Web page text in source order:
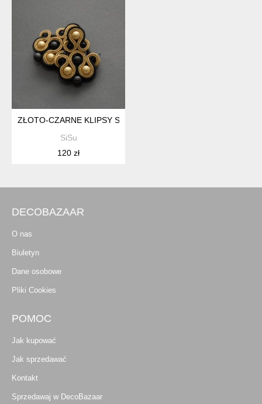
ZŁOTO-CZARNE KLIPSY SUTASZ
SiSu
120 zł
DECOBAZAAR
O nas
Biuletyn
Dane osobowe
Pliki Cookies
POMOC
Jak kupować
Jak sprzedawać
Kontakt
Sprzedawaj w DecoBazaar